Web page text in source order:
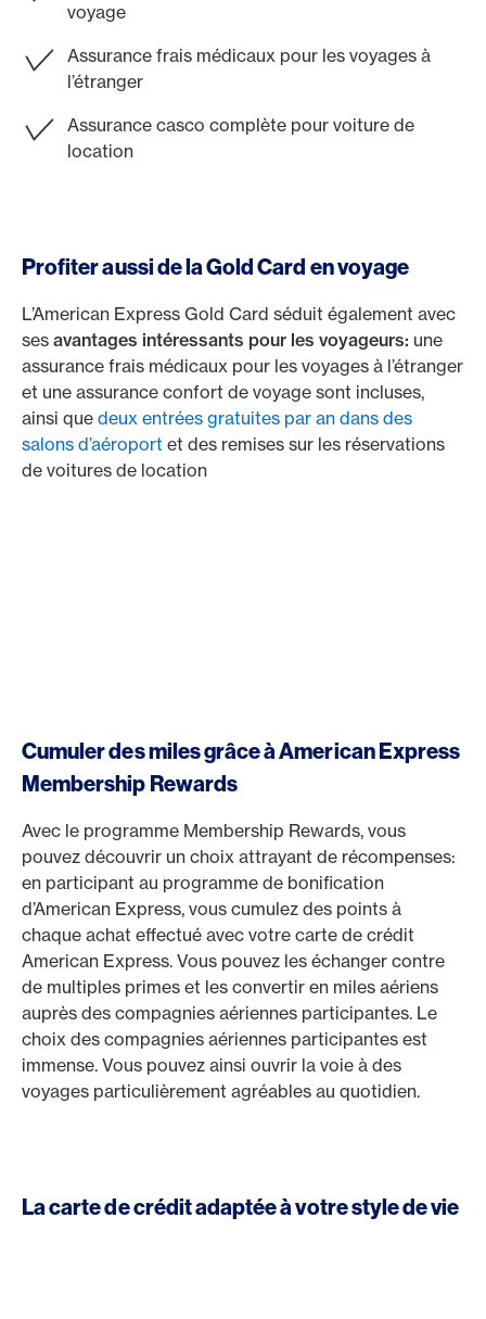
voyage
Assurance frais médicaux pour les voyages à
l’étranger
Assurance casco complète pour voiture de
location
Profiter aussi de la Gold Card en voyage
L’American Express Gold Card séduit également avec
ses avantages intéressants pour les voyageurs: une
assurance frais médicaux pour les voyages à l’étranger
et une assurance confort de voyage sont incluses,
ainsi que deux entrées gratuites par an dans des
salons d’aéroport et des remises sur les réservations
de voitures de location
Cumuler des miles grâce à American Express
Membership Rewards
Avec le programme Membership Rewards, vous
pouvez découvrir un choix attrayant de récompenses:
en participant au programme de bonification
d’American Express, vous cumulez des points à
chaque achat effectué avec votre carte de crédit
American Express. Vous pouvez les échanger contre
de multiples primes et les convertir en miles aériens
auprès des compagnies aériennes participantes. Le
choix des compagnies aériennes participantes est
immense. Vous pouvez ainsi ouvrir la voie à des
voyages particulièrement agréables au quotidien.
La carte de crédit adaptée à votre style de vie